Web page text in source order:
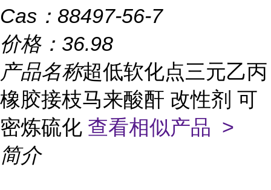
Cas： 88497-56-7
价格： 36.98
产品名称超低软化点三元乙丙
橡胶接枝马来酸酐 改性剂 可
密炼硫化 查看相似产品 >
简介